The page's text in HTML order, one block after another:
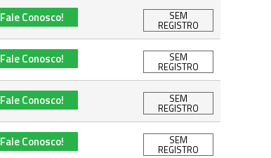
Fale Conosco! SEM
REGISTRO
Fale Conosco! SEM
REGISTRO
Fale Conosco! SEM
REGISTRO
Fale Conosco! SEM
REGISTRO